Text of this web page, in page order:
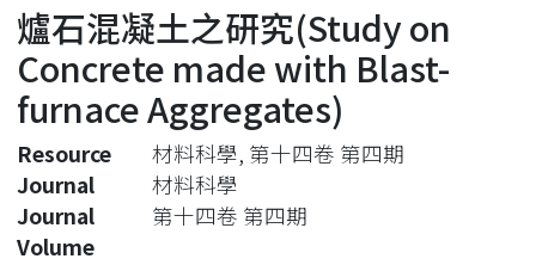
Statistics
爐石混凝土之研究(Study on
Concrete made with Blast-
furnace Aggregates)
Resource
材料科學, 第十四卷 第四期
Journal
材料科學
Journal
Volume
第十四卷 第四期